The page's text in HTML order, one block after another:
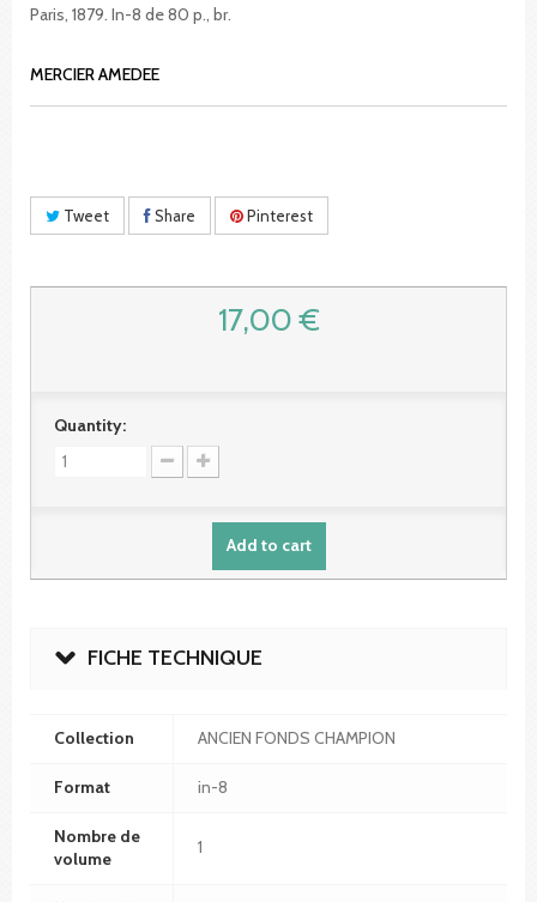
Paris, 1879. In-8 de 80 p., br.
MERCIER AMEDEE
Tweet Share Pinterest
17,00 €
Quantity:
Add to cart
FICHE TECHNIQUE
Collection ANCIEN FONDS CHAMPION
Format in-8
Nombre de
volume
1